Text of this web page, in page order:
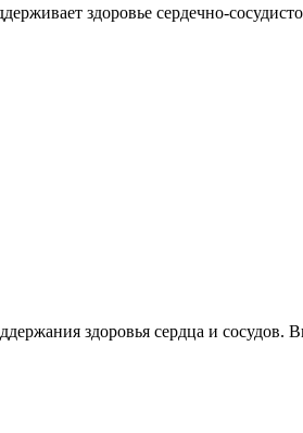
здоровье сердечно-
здоровья сердца и сосудов.